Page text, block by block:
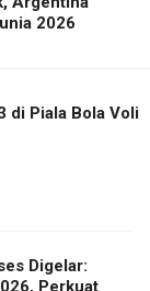
2026
di Piala Bola Voli
Digelar:
Perkuat